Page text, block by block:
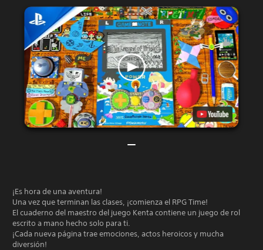
¡Es hora de una aventura!
Una vez que terminan las clases, ¡comienza el RPG Time!
El cuaderno del maestro del juego Kenta contiene un juego de rol
escrito a mano hecho solo para ti.
¡Cada nueva página trae emociones, actos heroicos y mucha
diversión!